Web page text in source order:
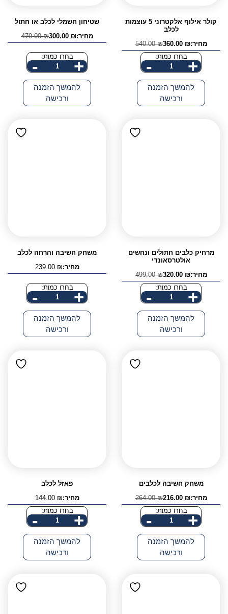
קולר אילוף אלקטרוני 5 עוצמות
לכלב
מחיר:
540.00₪
המחיר
המקורי
היה:
540.00 ₪.
360.00 ₪
המחיר
הנוכחי
הוא:
360.00 ₪.
בחרו כמות:+
כמות
של
קולר
אילוף
-
להמשך הזמנה
ורכישה
שטיחון חשמלי לכלב או חתול
מחיר:
479.00₪
המחיר
היה:
479.00 ₪.
300.00 ₪
המחיר
הוא:
300.00 ₪.
בחרו כמות:+
כמות
של
שטיחון
חשמלי
-
להמשך הזמנה
ורכישה
מרחיק כלבים חתולים ונחשים
אולטרסאונדי
מחיר:
499.00₪
המחיר
המקורי
היה:
499.00 ₪.
320.00 ₪
המחיר
הנוכחי
הוא:
320.00 ₪.
בחרו כמות:+
כמות
של
מרחיק
כלבים
-
להמשך הזמנה
ורכישה
משחק חשיבה והרחה לכלב
מחיר:
239.00 ₪
בחרו כמות:+
כמות
של
משחק
חשיבה
-
להמשך הזמנה
ורכישה
משחק חשיבה לכלבים
מחיר:
264.00₪
המחיר
המקורי
היה:
264.00 ₪.
216.00 ₪
המחיר
הנוכחי
הוא:
216.00 ₪.
בחרו כמות:+
כמות
של
משחק
חשיבה
-
להמשך הזמנה
ורכישה
פאזל לכלב
מחיר:
144.00 ₪
בחרו כמות:+
כמות
של
פאזל
לכלב
-
להמשך הזמנה
ורכישה